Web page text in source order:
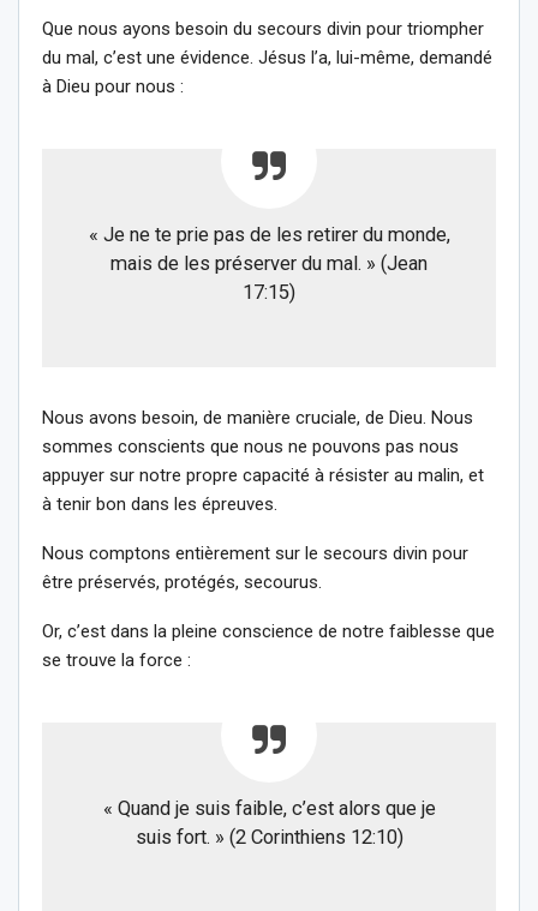
Que nous ayons besoin du secours divin pour triompher
du mal, c’est une évidence. Jésus l’a, lui-même, demandé
à Dieu pour nous :
« Je ne te prie pas de les retirer du monde,
mais de les préserver du mal. » (Jean
17:15)
Nous avons besoin, de manière cruciale, de Dieu. Nous
sommes conscients que nous ne pouvons pas nous
appuyer sur notre propre capacité à résister au malin, et
à tenir bon dans les épreuves.
Nous comptons entièrement sur le secours divin pour
être préservés, protégés, secourus.
Or, c’est dans la pleine conscience de notre faiblesse que
se trouve la force :
« Quand je suis faible, c’est alors que je
suis fort. » (2 Corinthiens 12:10)